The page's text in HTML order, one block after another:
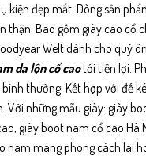
kiện đẹp mắt. Dòng sản
thận. Bao gồm giày cao cổ
Welt dành cho quý
da lộn cổ caotới tiện lợi.
thường. Kết hợp với đế
Với những mẫu giày: giày
giày boot nam cổ cao Hà
nam mang phong cách lai